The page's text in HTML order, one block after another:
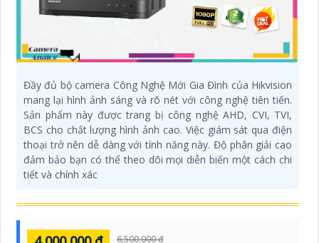
Đầy đủ bộ camera Công Nghệ Mới Gia Đình của Hikvision
mang lại hình ảnh sáng và rõ nét với công nghệ tiên tiến.
Sản phẩm này được trang bị công nghệ AHD, CVI, TVI,
BCS cho chất lượng hình ảnh cao. Việc giám sát qua điện
thoại trở nên dễ dàng với tính năng này. Độ phân giải cao
đảm bảo bạn có thể theo dõi mọi diễn biến một cách chi
tiết và chính xác
6,500,000 ₫